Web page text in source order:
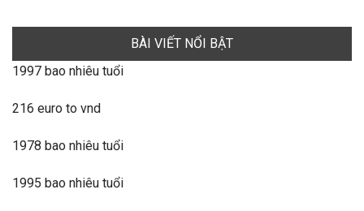
BÀI VIẾT NỔI BẬT
1997 bao nhiêu tuổi
216 euro to vnd
1978 bao nhiêu tuổi
1995 bao nhiêu tuổi